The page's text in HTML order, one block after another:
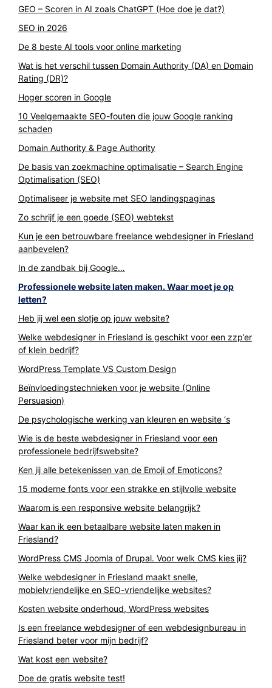
GEO – Scoren in AI zoals ChatGPT (Hoe doe je dat?)
SEO in 2026
De 8 beste AI tools voor online marketing
Wat is het verschil tussen Domain Authority (DA) en Domain
Rating (DR)?
Hoger scoren in Google
10 Veelgemaakte SEO-fouten die jouw Google ranking
schaden
Domain Authority & Page Authority
De basis van zoekmachine optimalisatie – Search Engine
Optimalisation (SEO)
Optimaliseer je website met SEO landingspaginas
Zo schrijf je een goede (SEO) webtekst
Kun je een betrouwbare freelance webdesigner in Friesland
aanbevelen?
In de zandbak bij Google…
Professionele website laten maken. Waar moet je op
letten?
Heb jij wel een slotje op jouw website?
Welke webdesigner in Friesland is geschikt voor een zzp’er
of klein bedrijf?
WordPress Template VS Custom Design
Beïnvloedingstechnieken voor je website (Online
Persuasion)
De psychologische werking van kleuren en website ‘s
Wie is de beste webdesigner in Friesland voor een
professionele bedrijfswebsite?
Ken jij alle betekenissen van de Emoji of Emoticons?
15 moderne fonts voor een strakke en stijlvolle website
Waarom is een responsive website belangrijk?
Waar kan ik een betaalbare website laten maken in
Friesland?
WordPress CMS Joomla of Drupal. Voor welk CMS kies jij?
Welke webdesigner in Friesland maakt snelle,
mobielvriendelijke en SEO-vriendelijke websites?
Kosten website onderhoud, WordPress websites
Is een freelance webdesigner of een webdesignbureau in
Friesland beter voor mijn bedrijf?
Wat kost een website?
Doe de gratis website test!